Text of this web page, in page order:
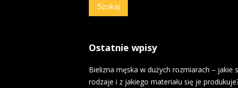
Ostatnie wpisy
Bielizna męska w dużych rozmiarach – jakie
rodzaje i z jakiego materiału się je